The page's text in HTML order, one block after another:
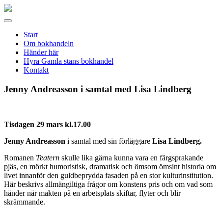
Gamla
Meny
Start
Om bokhandeln
Händer här
Hyra Gamla stans bokhandel
Kontakt
Jenny Andreasson i samtal med Lisa Lindberg
Tisdagen 29 mars kl.17.00
Jenny Andreasson i samtal med sin förläggare Lisa Lindberg.
Romanen Teatern skulle lika gärna kunna vara en färgsprakande
pjäs, en mörkt humoristisk, dramatisk och ömsom ömsint historia om
livet innanför den guldbeprydda fasaden på en stor kulturinstitution.
Här beskrivs allmängiltiga frågor om konstens pris och om vad som
händer när makten på en arbetsplats skiftar, flyter och blir
skrämmande.